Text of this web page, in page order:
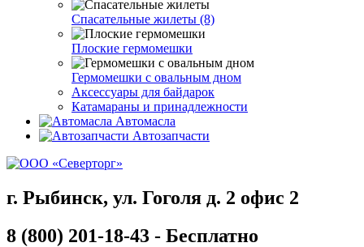
Спасательные жилеты (8)
Плоские гермомешки
Гермомешки с овальным дном
Аксессуары для байдарок
Катамараны и принадлежности
Автомасла
Автозапчасти
г. Рыбинск, ул. Гоголя д. 2 офис 2
8 (800) 201-18-43 - Бесплатно